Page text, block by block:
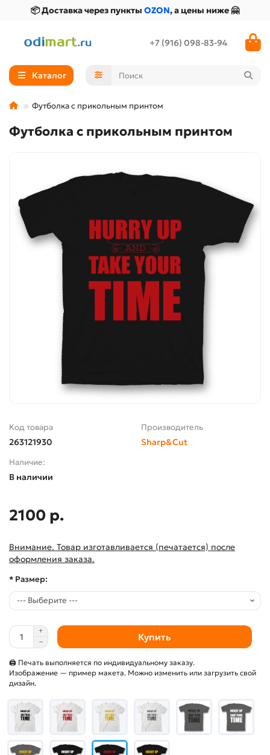
📦 Доставка через пункты OZON, а цены ниже 🤗
+7 (916) 098-83-94
Каталог
Футболка с прикольным принтом
Футболка с прикольным принтом
Код товара
263121930
Производитель
Sharp&Cut
Наличие:
В наличии
2100 р.
Внимание. Товар изготавливается (печатается) после
оформления заказа.
* Размер:
Купить
🖨 Печать выполняется по индивидуальному заказу.
Изображение — пример макета. Можно изменить или загрузить свой
дизайн.